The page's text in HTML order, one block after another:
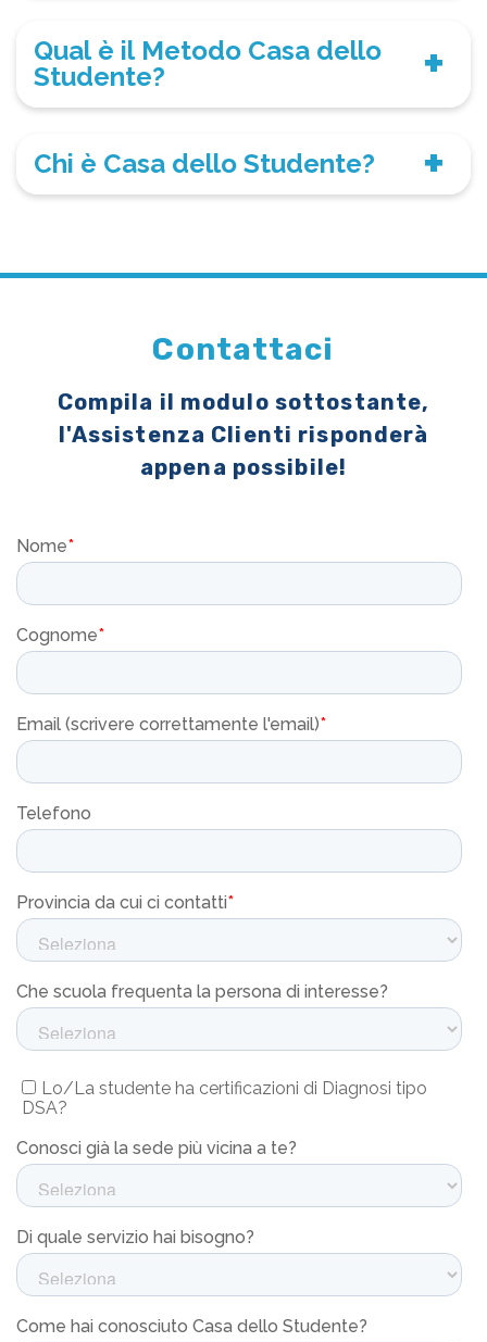
Qual è il Metodo Casa dello
Studente?
Chi è Casa dello Studente?
Contattaci
Compila il modulo sottostante,
l'Assistenza Clienti risponderà
appena possibile!